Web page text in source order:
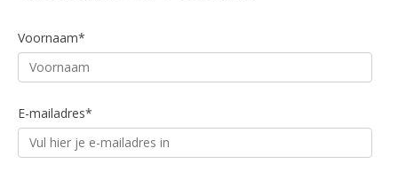
Voornaam*
E-mailadres*